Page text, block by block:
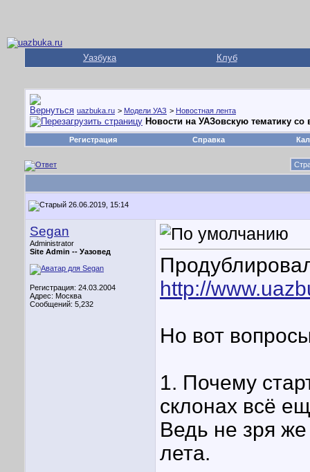
Уазбука Клуб
uazbuka.ru > Модели УАЗ > Новостная лента
Новости на УАЗовскую тематику со
Регистрация Справка
26.06.2019, 15:14
Segan
Administrator
Site Admin -- Уазовед
Регистрация: 24.03.2004
Адрес: Москва
Сообщений: 5,232
http://
Но вот
1. Почему
склонах всё
Ведь не зря
лета.